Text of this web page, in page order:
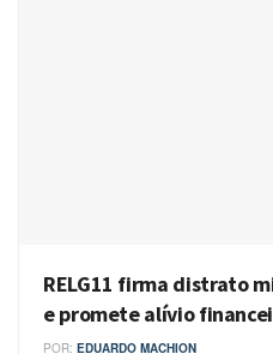
RELG11 firma distrato
e promete alívio
POR: EDUARDO MACHION